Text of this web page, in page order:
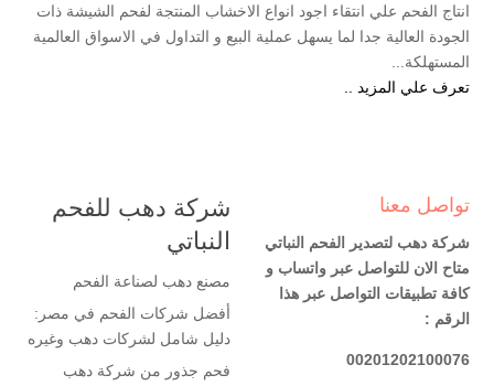
انتاج الفحم علي انتقاء اجود انواع الاخشاب المنتجة لفحم الشيشة ذات
الجودة العالية جدا لما يسهل عملية البيع و التداول في الاسواق العالمية
المستهلكة...
تعرف علي المزيد ..
تواصل معنا
شركة دهب لتصدير الفحم النباتي
متاح الان للتواصل عبر واتساب و
كافة تطبيقات التواصل عبر هذا
الرقم :
00201202100076
شركة دهب للفحم
النباتي
مصنع دهب لصناعة الفحم
أفضل شركات الفحم في مصر:
دليل شامل لشركات دهب وغيره
فحم جذور من شركة دهب